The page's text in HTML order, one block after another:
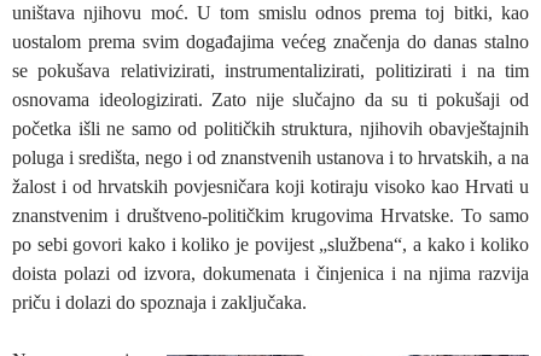
uništava njihovu moć. U tom smislu odnos prema toj bitki, kao
uostalom prema svim događajima većeg značenja do danas stalno
se pokušava relativizirati, instrumentalizirati, politizirati i na tim
osnovama ideologizirati. Zato nije slučajno da su ti pokušaji od
početka išli ne samo od političkih struktura, njihovih obavještajnih
poluga i središta, nego i od znanstvenih ustanova i to hrvatskih, a na
žalost i od hrvatskih povjesničara koji kotiraju visoko kao Hrvati u
znanstvenim i društveno-političkim krugovima Hrvatske. To samo
po sebi govori kako i koliko je povijest „službena“, a kako i koliko
doista polazi od izvora, dokumenata i činjenica i na njima razvija
priču i dolazi do spoznaja i zaključaka.